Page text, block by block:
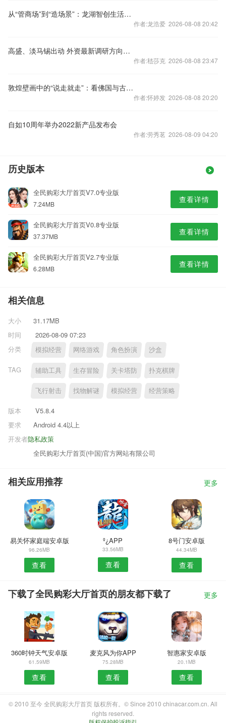
从“管商场”到“造场景”：龙湖智创生活打造轻资产运营样本
作者:龙浩爱 2026-08-08 20:42
高盛、淡马锡出动 外资最新调研方向曝光 硬科技仍是焦点
作者:嵇莎克 2026-08-08 23:47
敦煌壁画中的“说走就走”：看佛国与古人天马行空的出行方式
作者:怀婷发 2026-08-08 20:20
自如10周年举办2022新产品发布会
作者:劳秀茗 2026-08-09 04:20
历史版本
全民购彩大厅首页V7.0专业版
7.24MB 查看详情
全民购彩大厅首页V0.8专业版
37.37MB 查看详情
全民购彩大厅首页V2.7专业版
6.28MB 查看详情
相关信息
大小
31.17MB
时间
2026-08-09 07:23
分类
模拟经营 网络游戏 角色扮演 沙盒
TAG 辅助工具 生存冒险 关卡塔防 扑克棋牌
飞行射击 找物解谜 模拟经营 经营策略
版本
V5.8.4
要求
Android 4.4以上
隐私政策
开发者
全民购彩大厅首页(中国)官方网站有限公司
相关应用推荐 更多
易关怀家庭端安卓版
96.26MB
查看
º¿APP
33.56MB
查看
8号门安卓版
44.34MB
查看
下载了全民购彩大厅首页的朋友都下载了 更多
360时钟天气安卓版
61.59MB
查看
麦克风为你APP
75.28MB
查看
智惠家安卓版
20.1MB
查看
© 2010 至今 全民购彩大厅首页 版权所有。© Since 2010 chinacar.com.cn. All
rights reserved.